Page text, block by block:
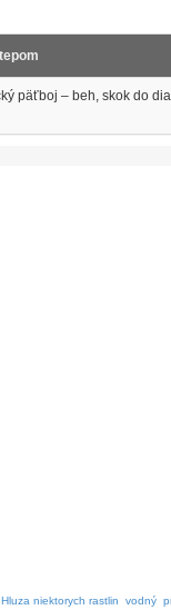
päťboj – beh, skok do
Hluza niektorych rastlin vodný